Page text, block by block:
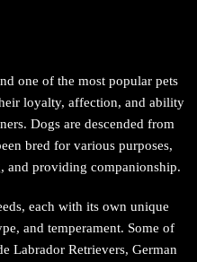
2026
one of the most popular pets
loyalty, affection, and ability
Dogs are descended from
bred for various purposes,
and providing companionship.
each with its own unique
and temperament. Some of
Labrador Retrievers, German